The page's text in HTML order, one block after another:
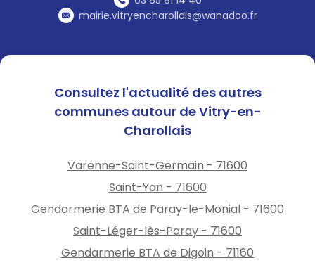
mairie.vitryencharollais@wanadoo.fr
Consultez l'actualité des autres
communes autour de Vitry-en-
Charollais
Varenne-Saint-Germain - 71600
Saint-Yan - 71600
Gendarmerie BTA de Paray-le-Monial - 71600
Saint-Léger-lès-Paray - 71600
Gendarmerie BTA de Digoin - 71160